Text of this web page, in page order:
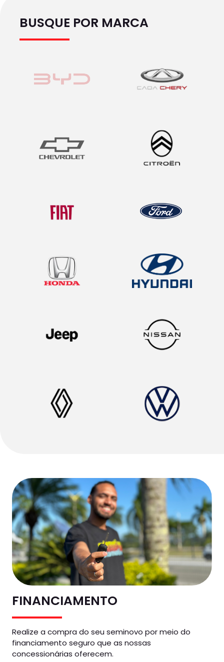
BUSQUE POR MARCA
FINANCIAMENTO
Realize a compra do seu seminovo por meio do
financiamento seguro que as nossas
concessionárias oferecem.